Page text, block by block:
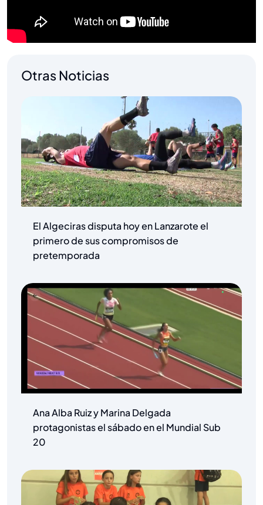
Otras Noticias
El Algeciras disputa hoy en Lanzarote el
primero de sus compromisos de
pretemporada
Ana Alba Ruiz y Marina Delgada
protagonistas el sábado en el Mundial Sub
20